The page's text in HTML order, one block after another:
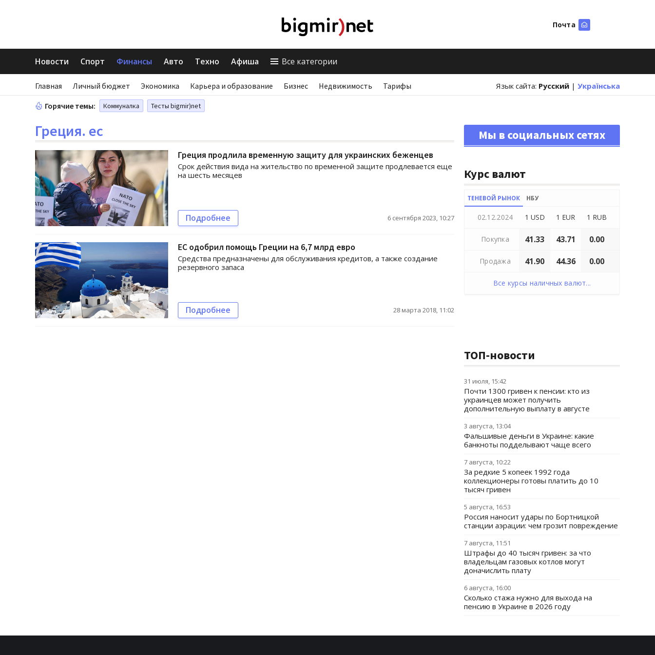
Почта
Новости Спорт Финансы Авто Техно Афиша Все категории
Главная Личный бюджет Экономика Карьера и образование Бизнес Недвижимость Тарифы Язык сайта: Русский | Українська
Горячие темы: Коммуналка Тесты bigmir)net
Греция. ес
Греция продлила временную защиту для украинских беженцев
Срок действия вида на жительство по временной защите продлевается еще
на шесть месяцев
Подробнее 6 сентября 2023, 10:27
ЕС одобрил помощь Греции на 6,7 млрд евро
Средства предназначены для обслуживания кредитов, а также создание
резервного запаса
Подробнее 28 марта 2018, 11:02
Мы в социальных сетях
Курс валют
ТЕНЕВОЙ РЫНОК НБУ
02.12.2024 1 USD 1 EUR 1 RUB
Покупка 41.33 43.71 0.00
Продажа 41.90 44.36 0.00
Все курсы наличных валют...
ТОП-новости
31 июля, 15:42
Почти 1300 гривен к пенсии: кто из
украинцев может получить
дополнительную выплату в августе
3 августа, 13:04
Фальшивые деньги в Украине: какие
банкноты подделывают чаще всего
7 августа, 10:22
За редкие 5 копеек 1992 года
коллекционеры готовы платить до 10
тысяч гривен
5 августа, 16:53
Россия наносит удары по Бортницкой
станции аэрации: чем грозит повреждение
7 августа, 11:51
Штрафы до 40 тысяч гривен: за что
владельцам газовых котлов могут
доначислить плату
6 августа, 16:00
Сколько стажа нужно для выхода на
пенсию в Украине в 2026 году